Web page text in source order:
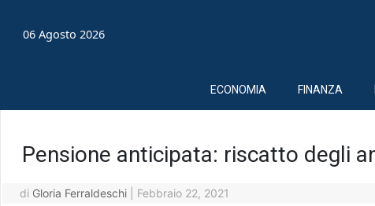
06 Agosto 2026
ECONOMIA FINANZA
Pensione anticipata: riscatto degli
di Gloria Ferraldeschi Febbraio 22, 2021